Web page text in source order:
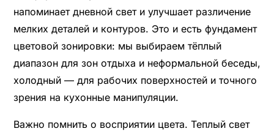
напоминает дневной свет и улучшает различение
мелких деталей и контуров. Это и есть фундамент
цветовой зонировки: мы выбираем тёплый
диапазон для зон отдыха и неформальной беседы,
холодный — для рабочих поверхностей и точного
зрения на кухонные манипуляции.
Важно помнить о восприятии цвета. Теплый свет